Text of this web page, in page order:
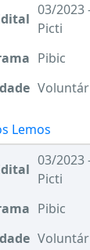
03/2023
Picti
Pibic
Lemos
03/2023
Picti
Pibic